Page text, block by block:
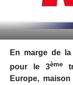
En marge de
pour le 3ème
Europe,